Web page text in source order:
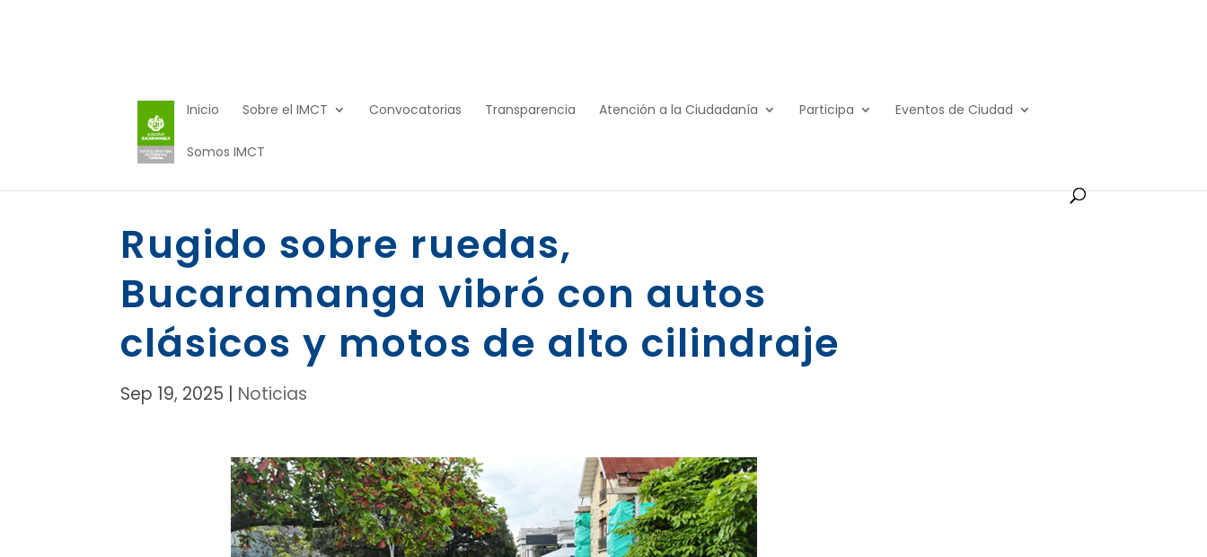
Inicio Sobre el IMCT Convocatorias Transparencia Atención a la Ciudadanía Participa Eventos de Ciudad
Somos IMCT
Rugido sobre ruedas,
Bucaramanga vibró con autos
clásicos y motos de alto cilindraje
Sep 19, 2025 Noticias